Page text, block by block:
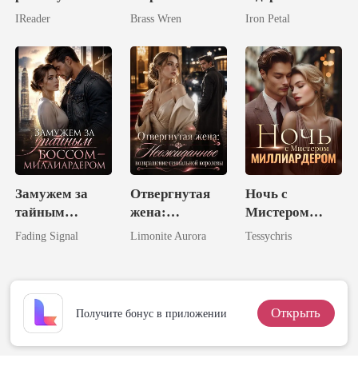
магнатом
IReader Brass Wren Iron Petal
Замужем за
тайным
боссом-
Fading Signal
Отвергнутая
жена:
Неожиданное
королевы
Limonite Aurora
Ночь с
Мистером
Миллиардером
Tessychris
Получите бонус в приложении Открыть